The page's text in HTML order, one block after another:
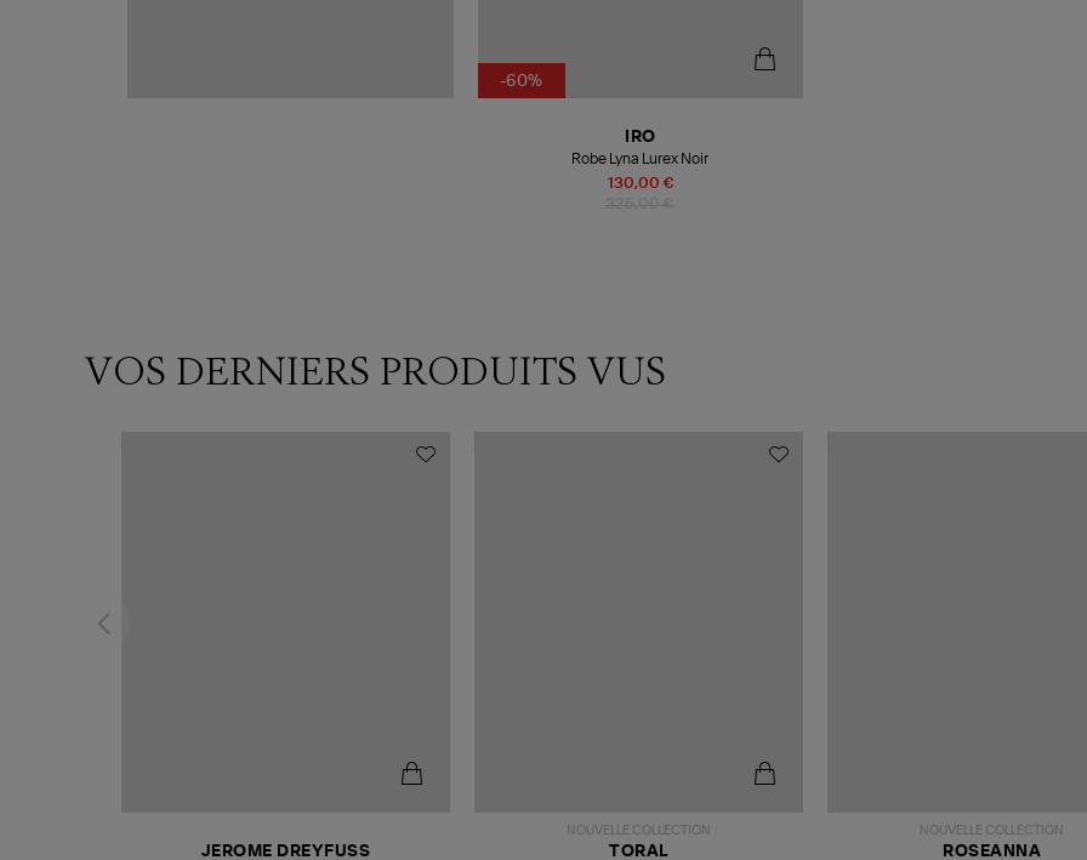
-60%
130,00 €
IRO
Robe Lyna Lurex Noir
VOS DERNIERS PRODUITS VUS
JEROME DREYFUSS
NOUVELLE COLLECTION
TORAL
NOUVELLE COLLECTION
ROSEANNA